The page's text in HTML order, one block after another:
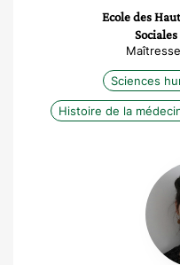
Ecole des
Sciences
Histoire de la